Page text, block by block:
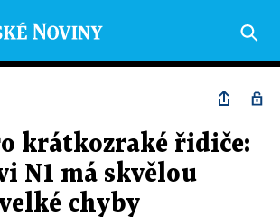
krátkozraké řidiče:
N1 má skvělou
chyby